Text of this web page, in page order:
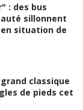
: des bus
sillonnent
situation de
classique
de pieds cet